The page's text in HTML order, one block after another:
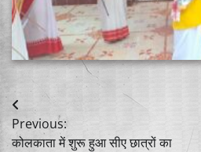
Post
navigation
Previous:
कोलकाता में शुरू हुआ सीए छात्रों का